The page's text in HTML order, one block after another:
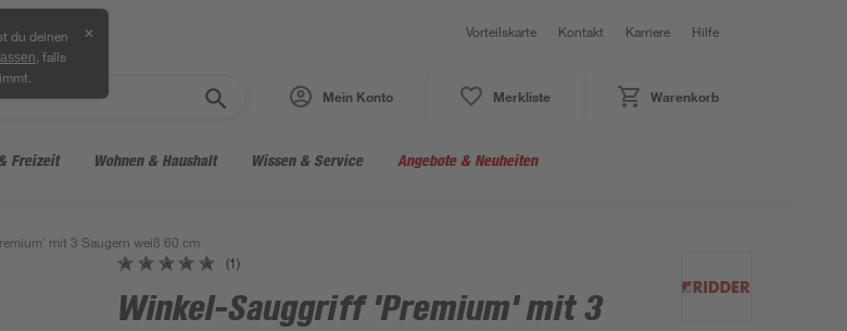
du deinen
, falls
✕ Vorteilskarte Kontakt Karriere Hilfe
Mein Konto Merkliste Warenkorb
Freizeit Wohnen & Haushalt Wissen & Service Angebote & Neuheiten
mit 3 Saugern weiß 60 cm
(1)
Winkel-Sauggriff 'Premium' mit 3